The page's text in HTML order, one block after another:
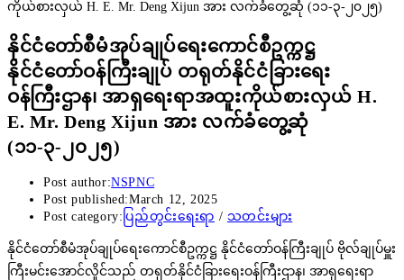
နိုင်ငံတော်စီမံအုပ်ချုပ်ရေးကောင်စီဥက္ကဋ္ဌ
နိုင်ငံတော်ဝန်ကြီးချုပ် တရုတ်နိုင်ငံခြားရေး
ဝန်ကြီးဌာန၊ အာရှရေးရာအထူးကိုယ်စားလှယ် H.
E. Mr. Deng Xijun အား လက်ခံတွေ့ဆုံ
(၁၁-၃-၂၀၂၅)
Post author:NSPNC
Post published:March 12, 2025
Post category: ပြည်တွင်းရေးရာ / သတင်းများ
နိုင်ငံတော်စီမံအုပ်ချုပ်ရေးကောင်စီဥက္ကဋ္ဌ နိုင်ငံတော်ဝန်ကြီးချုပ် ဗိုလ်ချုပ်မှူး
ကြီးမင်းအောင်လှိုင်သည် တရုတ်နိုင်ငံခြားရေးဝန်ကြီးဌာန၊ အာရှရေးရာ